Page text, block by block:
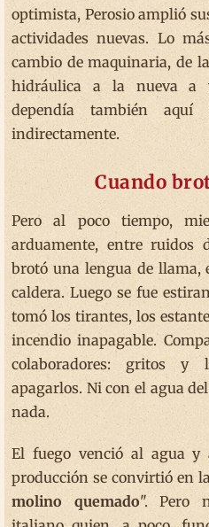
optimista, Perosio amplió
actividades nuevas. Lo
cambio de maquinaria, de
hidráulica a la nueva a
dependía también
indirectamente.
Cuando
Pero al poco tiempo,
arduamente, entre ruidos
brotó una lengua de llama,
caldera. Luego se fue
tomó los tirantes, los
incendio inapagable.
colaboradores: gritos y
apagarlos. Ni con el agua
nada.
El fuego venció al agua
producción se convirtió en
molino quemado". Pero